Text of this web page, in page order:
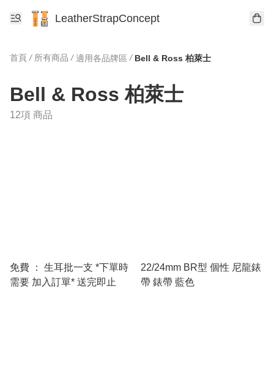
LeatherStrapConcept
首頁 / 所有商品 / 適用各品牌區 / Bell & Ross 柏萊士
Bell & Ross 柏萊士
12項 商品
免費 ： 生耳批一支 *下單時
需要 加入訂單* 送完即止
22/24mm BR型 個性 尼龍錶
帶 錶帶 藍色